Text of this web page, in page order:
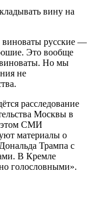
вину на
виноваты русские —
Это вообще
Но мы
не
расследование
Москвы в
этом СМИ
материалы о
Трампа с
В Кремле
голословными».